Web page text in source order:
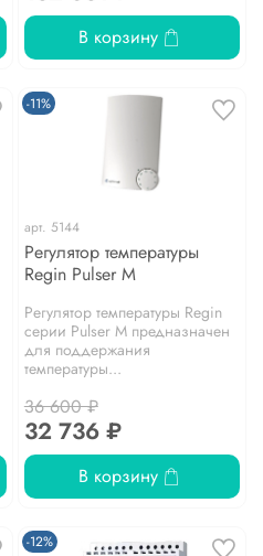
В корзину
-11%
арт. 5144
Регулятор температуры
Regin Pulser M
Регулятор температуры Regin
серии Pulser М предназначен
для поддержания
температуры...
36 600 ₽
32 736 ₽
В корзину
-12%